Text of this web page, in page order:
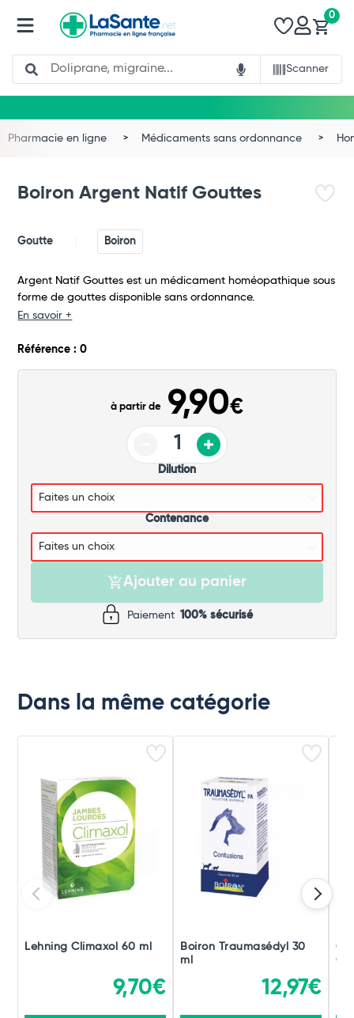
Search
Scanner
0
Total
Pharmacie en ligne Médicaments sans ordonnance
Boiron Argent Natif Gouttes
Goutte Boiron
Argent Natif Gouttes est un médicament homéopathique sous
forme de gouttes disponible sans ordonnance.
En savoir +
Référence : 0
à partir de 9,90€
Dilution
Contenance
Ajouter au panier
Paiement 100% sécurisé
Dans la même catégorie
Lehning Climaxol 60 ml
9,70€
Boiron Traumasédyl 30
ml
12,97€